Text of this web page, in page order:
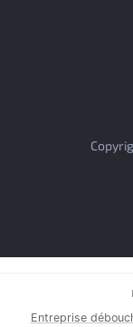
Entreprise